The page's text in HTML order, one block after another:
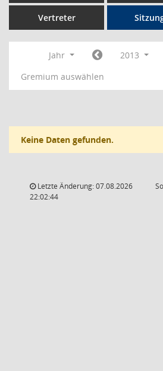
Vertreter
Jahr
2013
Gremium auswählen
Keine Daten gefunden.
Letzte Änderung: 07.08.2026
22:02:44